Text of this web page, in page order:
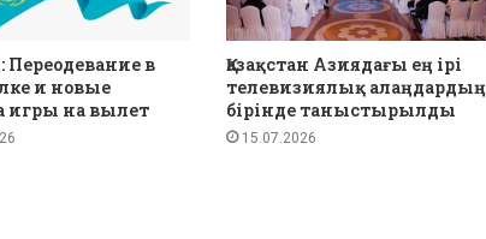
в
и новые
игры на вылет
Қазақстан Азиядағы ең ірі
телевизиялық алаңдардың
бірінде таныстырылды
15.07.2026